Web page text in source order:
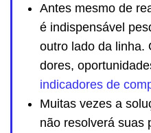
Antes mesmo de
é indispensável
outro lado da linha.
dores,
indicadores de
Muitas vezes a
não resolverá suas